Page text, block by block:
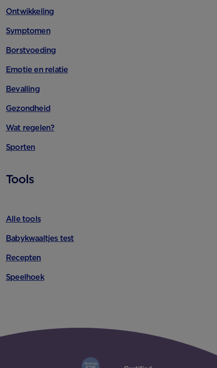
Ontwikkeling
Symptomen
Borstvoeding
Emotie en relatie
Bevalling
Gezondheid
Wat regelen?
Sporten
Tools
Alle tools
Babykwaaltjes test
Recepten
Speelhoek